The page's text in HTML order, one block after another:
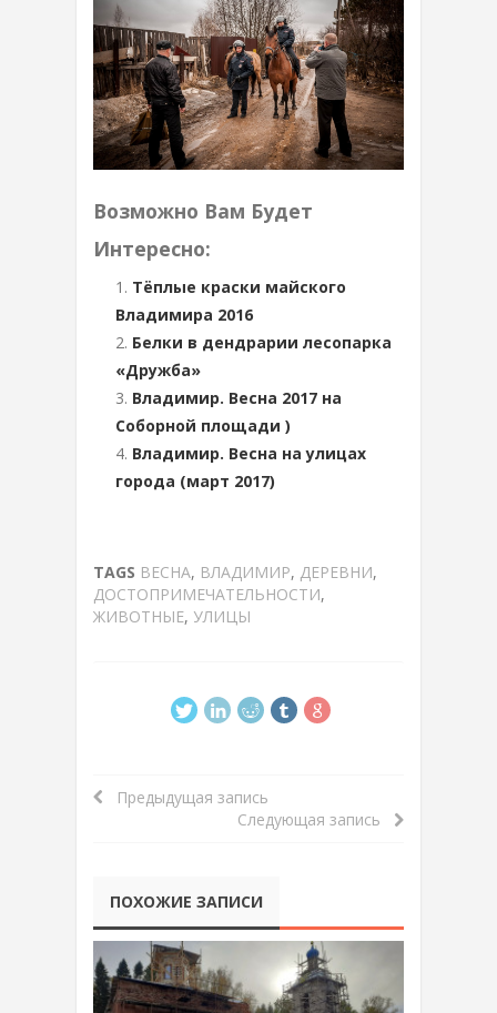
Возможно Вам Будет
Интересно:
Тёплые краски майского
Владимира 2016
Белки в дендрарии лесопарка
«Дружба»
Владимир. Весна 2017 на
Соборной площади )
Владимир. Весна на улицах
города (март 2017)
TAGS ВЕСНА, ВЛАДИМИР, ДЕРЕВНИ,
ДОСТОПРИМЕЧАТЕЛЬНОСТИ,
ЖИВОТНЫЕ, УЛИЦЫ
Предыдущая запись
Следующая запись
ПОХОЖИЕ ЗАПИСИ